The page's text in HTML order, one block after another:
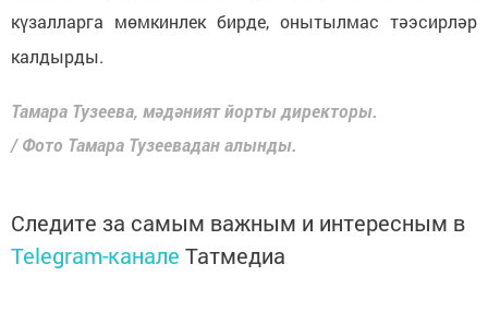
күзалларга мөмкинлек бирде, онытылмас тәэсирләр
калдырды.
Тамара Тузеева, мәдәният йорты директоры.
/ Фото Тамара Тузеевадан алынды.
Следите за самым важным и интересным в
Telegram-канале Татмедиа